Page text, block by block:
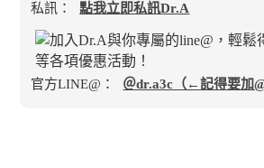
私訊： 點我立即私訊Dr.A
官方LINE@： ＠dr.a3c（←記得要加@